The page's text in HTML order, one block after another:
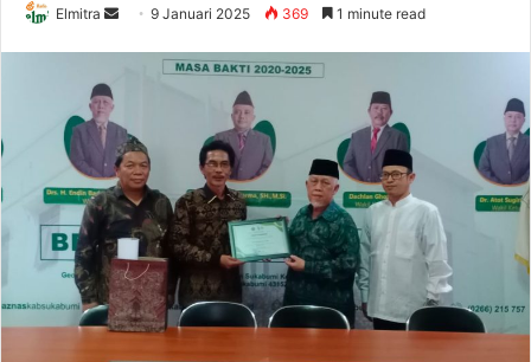
Elmitra
Send9 Januari 2025 369 1 minute read